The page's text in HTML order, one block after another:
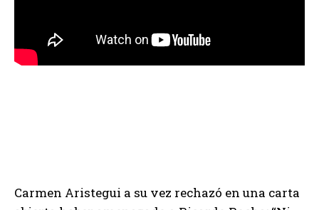
Carmen Aristegui a su vez rechazó en una carta